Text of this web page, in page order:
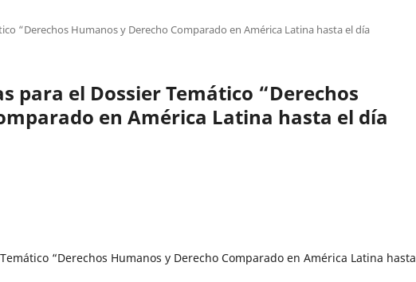
“Derechos Humanos y Derecho Comparado en América Latina hasta el día
para el Dossier Temático “Derechos
en América Latina hasta el día
“Derechos Humanos y Derecho Comparado en América Latina hasta